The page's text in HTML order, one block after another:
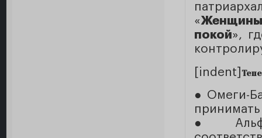
«Женщины
покой»,
[indent]
● Омеги-
●